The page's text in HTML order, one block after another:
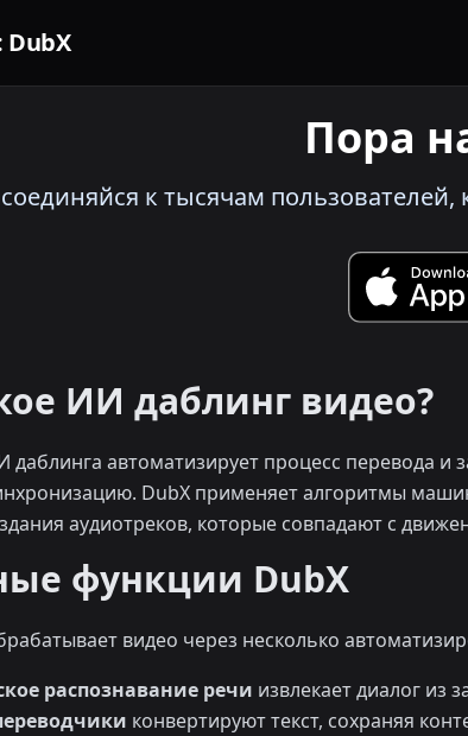
DubX
Пора
к тысячам
ИИ даблинг видео?
даблинга автоматизирует процесс перевода
DubX применяет алгоритмы
аудиотреков, которые совпадают с
функции DubX
видео через несколько
распознавание речи извлекает диалог из
конвертируют текст, сохраняя